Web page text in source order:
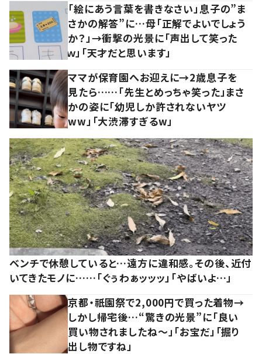
「絵にあう言葉を書きなさい」息子の”ま
さかの解答”に…母「正解でよいでしょう
か？」→衝撃の光景に「声出して笑った
ｗ」「天才だと思います」
ママが保育園へお迎えに→2歳息子を
見たら……「先生とめっちゃ笑った」まさ
かの姿に「幼児しか許されないヤツ
ww」「大渋滞すぎるw」
ベンチで休憩していると…遠方に違和感。その後、近付
いてきたモノに……「ぐぅわぁッッッ」「やばいよ…」
京都・祇園祭で2,000円で買った着物→
しかし帰宅後…“驚きの光景”に「良い
買い物されましたね～」「お宝だ」「掘り
出し物ですね」